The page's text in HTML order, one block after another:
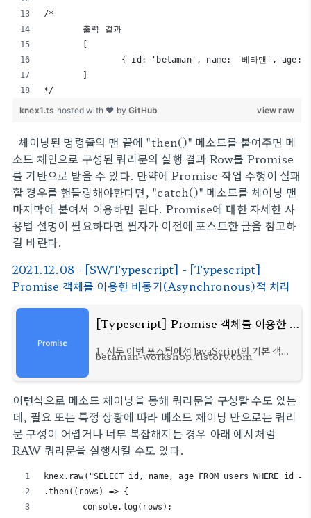
/*
	출력 결과
{ id: 'betaman', name: '베타맨', age:
*/
view raw
knex1.ts hosted with ❤ byGitHub
체이닝된 명령줄의 맨 끝에 "then()" 메소드를 붙여주면 메
소드 체인으로 구성된 쿼리문의 실행 결과 Row를 Promise
를 기반으로 받을 수 있다. 만약에 Promise 작업 수행이 실패
할 경우를 핸들링해야한다면, "catch()" 메소드를 체이닝 맨
마지막에 붙여서 이용하면 된다. Promise에 대한 자세한 사
용법 설명이 필요하다면 필자가 이전에 포스트한 글을 참고하
길 바란다.
2021.12.08 - [SW/Typescript] - [Typescript]
Promise 객체를 이용한 비동기(Asynchronous)적 처리
[Typescript] Promise 객체를 이용한 비동기(Asynchronous)적 처리
1. 서두 이번 포스팅에선 JavaScript의 기본 객체
중, Promise를 이용한 비동기
약 비동기적 처리와 JavaScript의 비동기적 처리
방법에 대해 모르고 있다면 필자의
betaman-workshop.tistory.com
이런식으로 메소드 체이닝을 통해 쿼리문을 구성할 수도 있는
데, 필요 또는 특정 상황에 따라 메소드 체이닝 만으로는 쿼리
문 구성이 어렵거나 너무 복잡해지는 경우 아래 예시처럼
RAW 쿼리문을 실행시킬 수도 있다.
knex.raw("SELECT id, name, age FROM users WHERE id
.then((rows) => {
	console.log(rows);